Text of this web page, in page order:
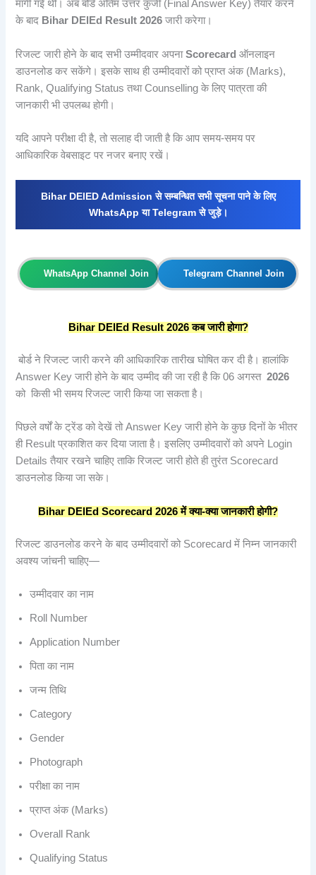
मांगी गई थीं। अब बोर्ड अंतिम उत्तर कुंजी (Final Answer Key) तैयार करने
के बाद Bihar DElEd Result 2026 जारी करेगा।
रिजल्ट जारी होने के बाद सभी उम्मीदवार अपनाScorecard ऑनलाइन
डाउनलोड कर सकेंगे। इसके साथ ही उम्मीदवारों को प्राप्त अंक (Marks),
Rank, Qualifying Status तथा Counselling के लिए पात्रता की
जानकारी भी उपलब्ध होगी।
यदि आपने परीक्षा दी है, तो सलाह दी जाती है कि आप समय-समय पर
आधिकारिक वेबसाइट पर नजर बनाए रखें।
Bihar DElED Admission से सम्बन्धित सभी सूचना पाने के लिए
WhatsApp या Telegram से जुड़े।
WhatsApp Channel Join Telegram Channel Join
Bihar DElEd Result 2026कबजारीहोगा?
बोर्ड ने रिजल्ट जारी करने की आधिकारिक तारीख घोषित कर दी है। हालांकि
Answer Key जारी होने के बाद उम्मीद की जा रही है कि 06 अगस्त 2026
को किसी भी समय रिजल्ट जारी किया जा सकता है।
पिछले वर्षों के ट्रेंड को देखें तो Answer Key जारी होने के कुछ दिनों के भीतर
ही Result प्रकाशित कर दिया जाता है। इसलिए उम्मीदवारों को अपने Login
Details तैयार रखने चाहिए ताकि रिजल्ट जारी होते ही तुरंत Scorecard
डाउनलोड किया जा सके।
Bihar DElEd Scorecard 2026मेंक्या-क्याजानकारीहोगी?
रिजल्ट डाउनलोड करने के बाद उम्मीदवारों को Scorecard में निम्न जानकारी
अवश्य जांचनी चाहिए—
उम्मीदवार का नाम
Roll Number
Application Number
पिता का नाम
जन्म तिथि
Category
Gender
Photograph
परीक्षा का नाम
प्राप्त अंक (Marks)
Overall Rank
Qualifying Status